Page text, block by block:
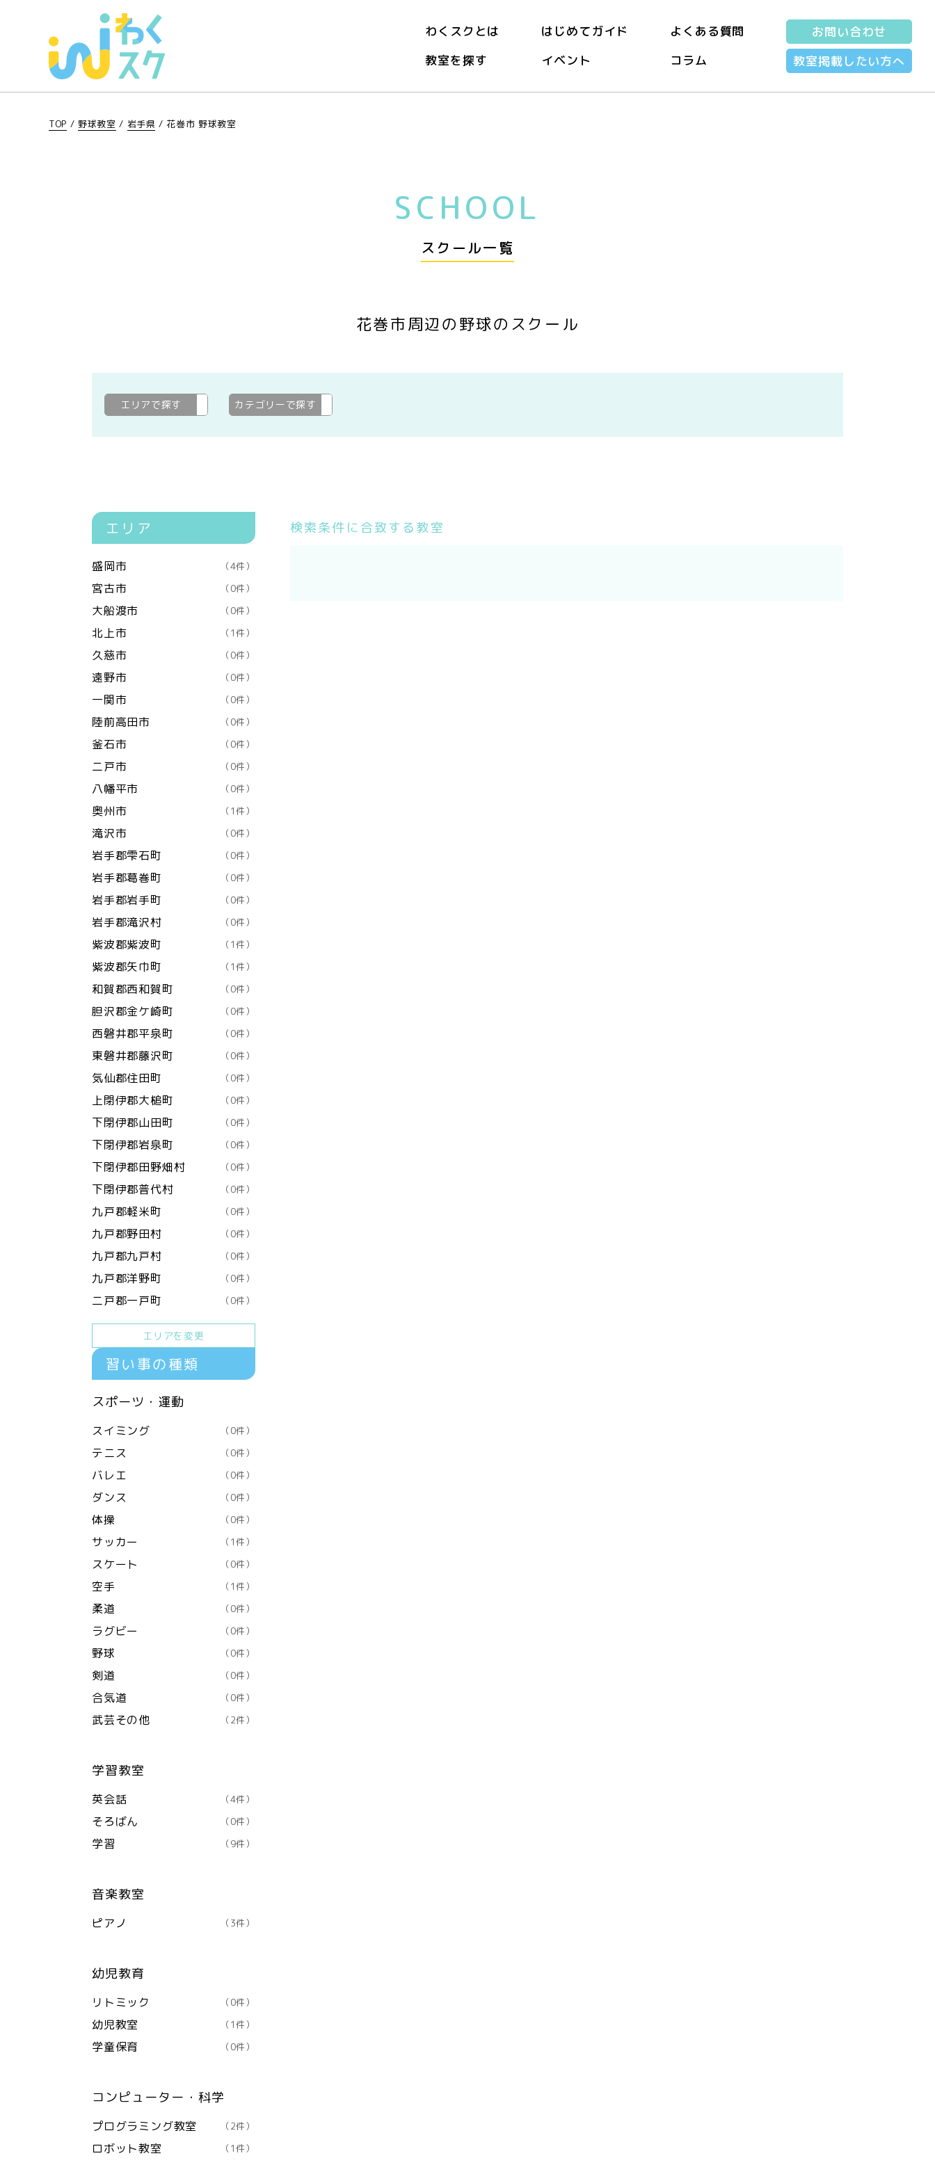
わくスクとは はじめてガイド
よくある質問
教室を探す
イベント コラム
お問い合わせ
教室掲載したい方へ
TOP / 野球教室 / 岩手県 /花巻市 野球教室
SCHOOL
スクール一覧
花巻市周辺の野球のスクール
エリアで探す 花巻市カテゴリーで探す
エリア
盛岡市 （4件）
宮古市 （0件）
大船渡市 （0件）
北上市 （1件）
久慈市 （0件）
遠野市 （0件）
一関市 （0件）
陸前高田市 （0件）
釜石市 （0件）
二戸市 （0件）
八幡平市 （0件）
奥州市 （1件）
滝沢市 （0件）
岩手郡雫石町 （0件）
岩手郡葛巻町 （0件）
岩手郡岩手町 （0件）
岩手郡滝沢村 （0件）
紫波郡紫波町 （1件）
紫波郡矢巾町 （1件）
和賀郡西和賀町 （0件）
胆沢郡金ケ崎町 （0件）
西磐井郡平泉町 （0件）
東磐井郡藤沢町 （0件）
気仙郡住田町 （0件）
上閉伊郡大槌町 （0件）
下閉伊郡山田町 （0件）
下閉伊郡岩泉町 （0件）
下閉伊郡田野畑村 （0件）
下閉伊郡普代村 （0件）
九戸郡軽米町 （0件）
九戸郡野田村 （0件）
九戸郡九戸村 （0件）
九戸郡洋野町 （0件）
二戸郡一戸町 （0件）
エリアを変更
習い事の種類
スポーツ・運動
スイミング （0件）
テニス （0件）
バレエ （0件）
ダンス （0件）
体操 （0件）
サッカー （1件）
スケート （0件）
空手 （1件）
柔道 （0件）
ラグビー （0件）
野球 （0件）
剣道 （0件）
合気道 （0件）
武芸その他 （2件）
学習教室
英会話 （4件）
そろばん （0件）
学習 （9件）
音楽教室
ピアノ （3件）
幼児教育
リトミック （0件）
幼児教室 （1件）
学童保育 （0件）
コンピューター・科学
プログラミング教室 （2件）
ロボット教室 （1件）
検索条件に合致する教室